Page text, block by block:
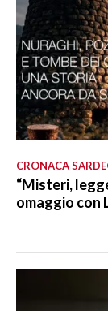
CRONACA
“Misteri,
omaggio con